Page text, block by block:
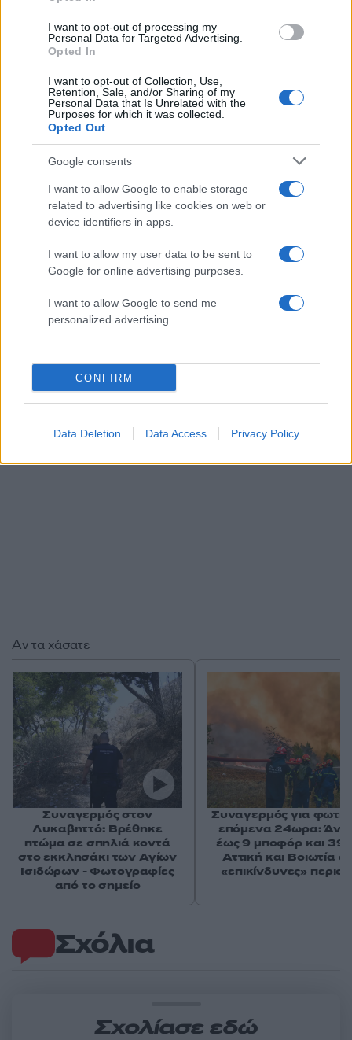
I want to opt-out of processing my
Personal Data for Targeted Advertising.
Opted In
I want to opt-out of Collection, Use,
Retention, Sale, and/or Sharing of my
Personal Data that Is Unrelated with the
Purposes for which it was collected.
Opted Out
Google consents
I want to allow Google to enable storage
related to advertising like cookies on web or
device identifiers in apps.
I want to allow my user data to be sent to
Google for online advertising purposes.
I want to allow Google to send me
personalized advertising.
CONFIRM
Data Deletion Data Access Privacy Policy
εκσυγχρονισμό της Υπηρεσίας. Οι διατάξεις του
όμως θα εξειδικευτούν και θα εξηγηθούν μέσω
σειράς εσωτερικών θεσμικών κειμένων και
αναλυτικών οδηγιών, που θα υλοποιούν και θα
προωθούν τις βασικές κατευθυντήριες γραμμές,
που αναγκαστικά, σε αρκετά σημεία,
περιγράφονται γενικά σε αυτό.
Ενδεικτικά, αναφέρονται η σύσταση Operation
και Knowledge Centers, η εισαγωγή κώδικα
δεοντολογίας, η καθιέρωση νέου βαθμολογίου
– καθηκοντολογίου κ.ά., η προετοιμασία των
οποίων βρίσκεται ήδη σε εξέλιξη και που
συνδυαστικά και συμπληρωματικά με τις
νέα εποχή.
ΔΙΑΦΗΜΙΣΗ
Σχόλια
Σχολίασε εδώ
Αν τα χάσατε
Συναγερμός στον
Λυκαβηττό: Βρέθηκε
πτώμα σε σπηλιά κοντά
στο εκκλησάκι των Αγίων
Ισιδώρων - Φωτογραφίες
από το σημείο
Συναγερμός για
επόμενα 24ωρα:
έως 9 μποφόρ και
Αττική και Βοιωτία
«επικίνδυνες»